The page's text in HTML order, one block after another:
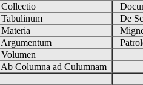
De
Columna ad Culumnam